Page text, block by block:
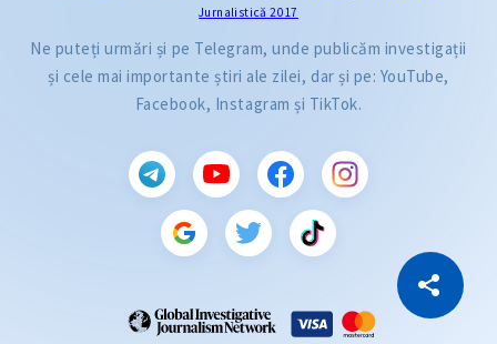
Copiază Link
Jurnalistică 2017
Ne puteți urmări și pe Telegram, unde publicăm investigații
și cele mai importante știri ale zilei, dar și pe: YouTube,
Facebook, Instagram și TikTok.